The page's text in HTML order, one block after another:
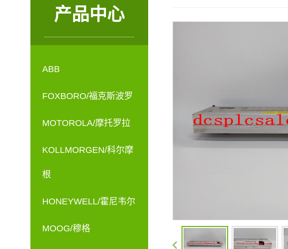
产品中心
ABB
FOXBORO/福克斯波罗
MOTOROLA/摩托罗拉
KOLLMORGEN/科尔摩
根
HONEYWELL/霍尼韦尔
MOOG/穆格